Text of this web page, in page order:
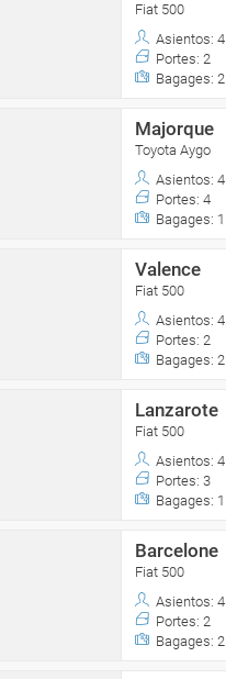
Fiat 500
Asientos: 4
Portes: 2
Bagages: 2
Majorque
Toyota Aygo
Asientos: 4
Portes: 4
Bagages: 1
Valence
Fiat 500
Asientos: 4
Portes: 2
Bagages: 2
Lanzarote
Fiat 500
Asientos: 4
Portes: 3
Bagages: 1
Barcelone
Fiat 500
Asientos: 4
Portes: 2
Bagages: 2